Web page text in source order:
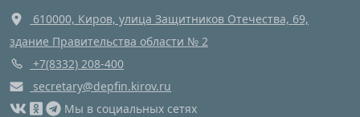
610000, Киров, улица Защитников Отечества, 69,
здание Правительства области № 2
+7(8332) 208-400
secretary@depfin.kirov.ru
Мы в социальных сетях